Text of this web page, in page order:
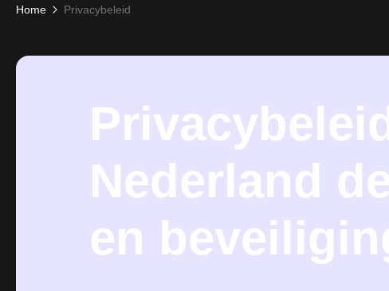
Home Privacybeleid
Nederland
en